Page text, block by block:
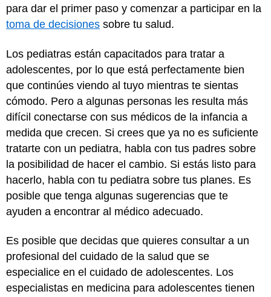
para dar el primer paso y comenzar a participar en la
toma de decisiones sobre tu salud.
Los pediatras están capacitados para tratar a
adolescentes, por lo que está perfectamente bien
que continúes viendo al tuyo mientras te sientas
cómodo. Pero a algunas personas les resulta más
difícil conectarse con sus médicos de la infancia a
medida que crecen. Si crees que ya no es suficiente
tratarte con un pediatra, habla con tus padres sobre
la posibilidad de hacer el cambio. Si estás listo para
hacerlo, habla con tu pediatra sobre tus planes. Es
posible que tenga algunas sugerencias que te
ayuden a encontrar al médico adecuado.
Es posible que decidas que quieres consultar a un
profesional del cuidado de la salud que se
especialice en el cuidado de adolescentes. Los
especialistas en medicina para adolescentes tienen